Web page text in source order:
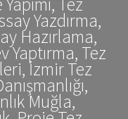
Yazdırma,
Hazırlama,
Yaptırma, Tez
İzmir Tez
Muğla,